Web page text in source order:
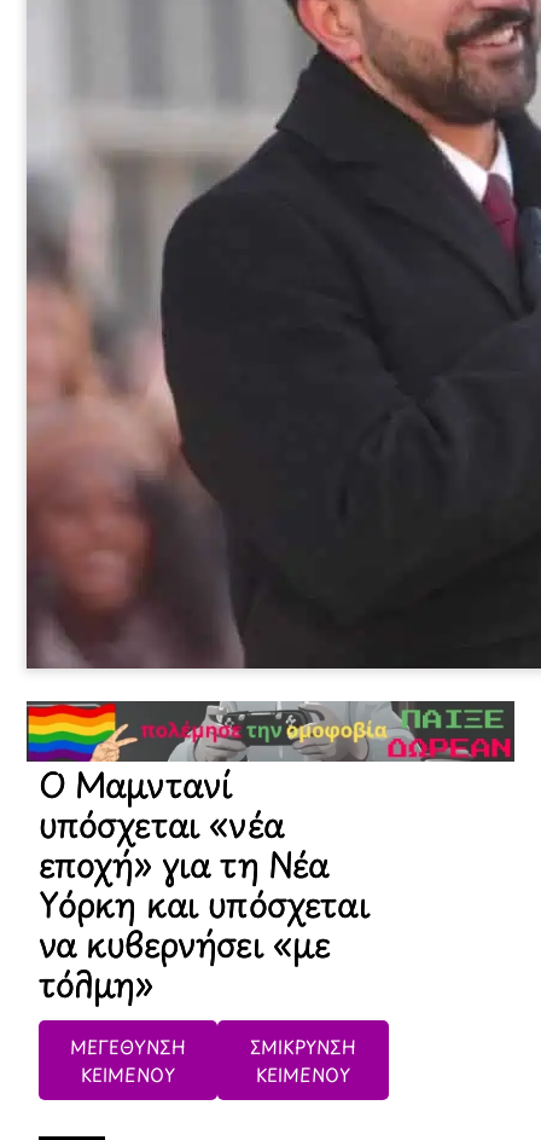
Ο Μαμντανί
υπόσχεται «νέα
εποχή» για τη Νέα
Υόρκη και υπόσχεται
να κυβερνήσει «με
τόλμη»
ΜΕΓΕΘΥΝΣΗ
ΚΕΙΜΕΝΟΥ
ΣΜΙΚΡΥΝΣΗ
ΚΕΙΜΕΝΟΥ